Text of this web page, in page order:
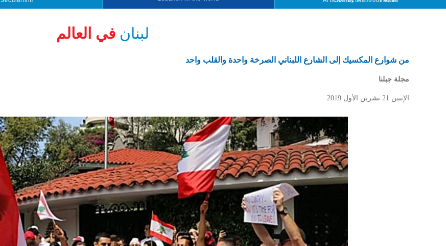
لبنان في العالم
من شوارع المكسيك إلى الشارع اللبناني الصرخة واحدة والقلب واحد
مجلة جبلنا
الإثنين 21 تشرين الأول 2019